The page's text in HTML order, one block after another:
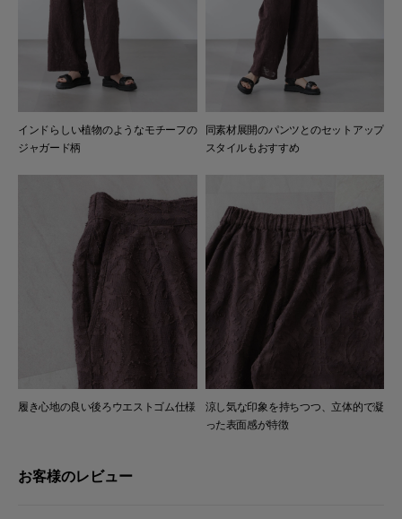
インドらしい植物のようなモチーフの
ジャガード柄
同素材展開のパンツとのセットアップ
スタイルもおすすめ
履き心地の良い後ろウエストゴム仕様
涼し気な印象を持ちつつ、立体的で凝
った表面感が特徴
お客様のレビュー